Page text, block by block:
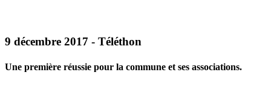
9 décembre 2017 - Téléthon
Une première réussie pour la commune et ses associations.